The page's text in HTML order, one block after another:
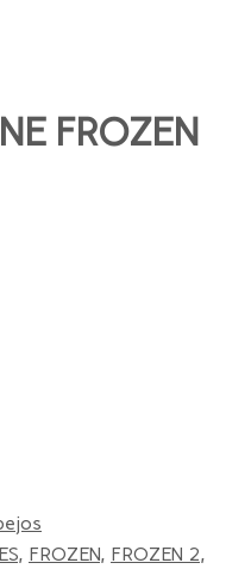
FROZEN
, FROZEN, FROZEN 2,